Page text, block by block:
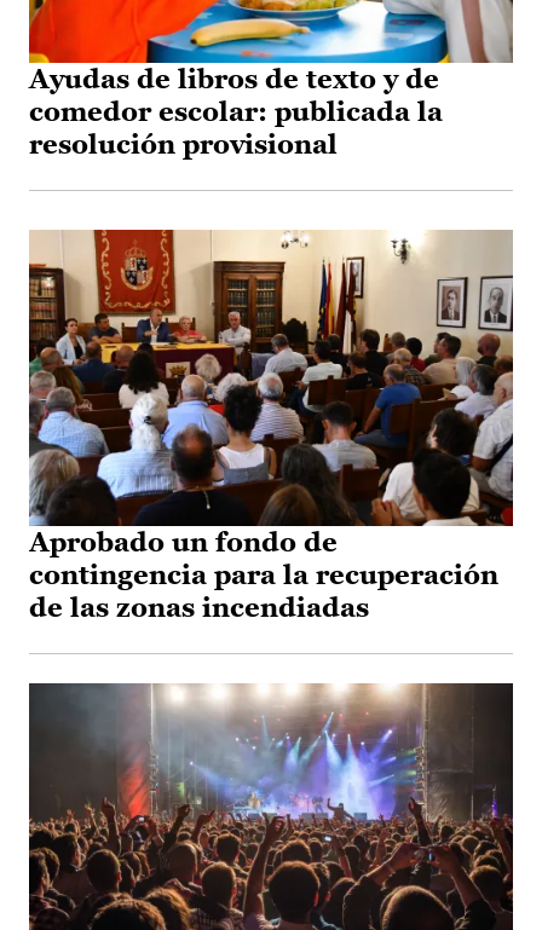
Ayudas de libros de texto y de
comedor escolar: publicada la
resolución provisional
Aprobado un fondo de
contingencia para la recuperación
de las zonas incendiadas